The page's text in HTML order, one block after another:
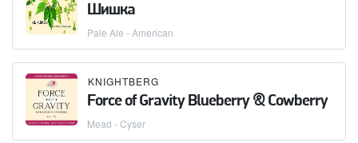
Шишка
Pale Ale - American
KNIGHTBERG
Force of Gravity Blueberry & Cowberry
Mead - Cyser